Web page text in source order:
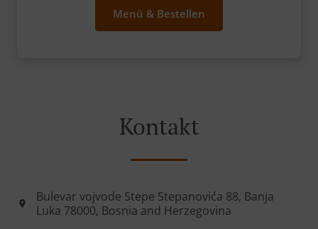
Menü & Bestellen
Kontakt
Bulevar vojvode Stepe Stepanovića 88, Banja
Luka 78000, Bosnia and Herzegovina